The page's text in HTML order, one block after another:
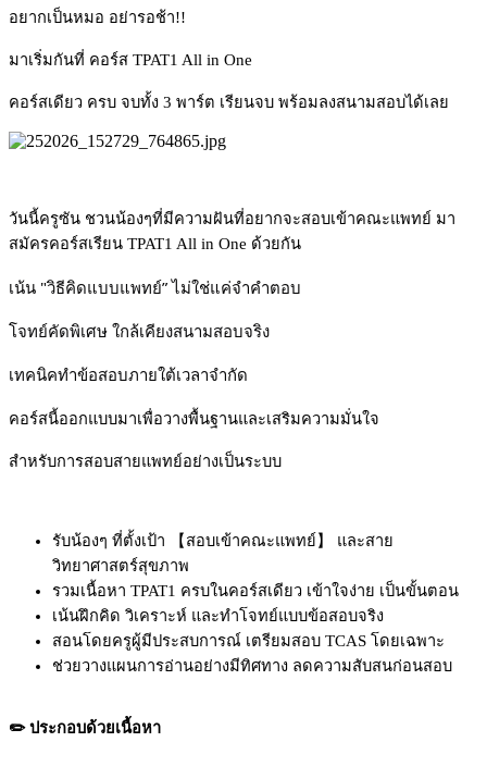
อยากเป็นหมอ อย่ารอช้า!!
มาเริ่มกันที่ คอร์ส TPAT1 All in One
คอร์สเดียว ครบ จบทั้ง 3 พาร์ต เรียนจบ พร้อมลงสนามสอบได้เลย
วันนี้ครูซัน ชวนน้องๆที่มีความฝันที่อยากจะสอบเข้าคณะแพทย์ มา
สมัครคอร์สเรียน TPAT1 All in One ด้วยกัน
เน้น "วิธีคิดแบบแพทย์” ไม่ใช่แค่จำคำตอบ
โจทย์คัดพิเศษ ใกล้เคียงสนามสอบจริง
เทคนิคทำข้อสอบภายใต้เวลาจำกัด
คอร์สนี้ออกแบบมาเพื่อวางพื้นฐานและเสริมความมั่นใจ
สำหรับการสอบสายแพทย์อย่างเป็นระบบ
รับน้องๆ ที่ตั้งเป้า 【สอบเข้าคณะแพทย์】 และสาย
วิทยาศาสตร์สุขภาพ
รวมเนื้อหา TPAT1 ครบในคอร์สเดียว เข้าใจง่าย เป็นขั้นตอน
เน้นฝึกคิด วิเคราะห์ และทำโจทย์แบบข้อสอบจริง
สอนโดยครูผู้มีประสบการณ์ เตรียมสอบ TCAS โดยเฉพาะ
ช่วยวางแผนการอ่านอย่างมีทิศทาง ลดความสับสนก่อนสอบ
✏️ ประกอบด้วยเนื้อหา